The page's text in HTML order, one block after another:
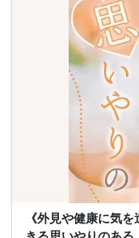
《外見や健康に気